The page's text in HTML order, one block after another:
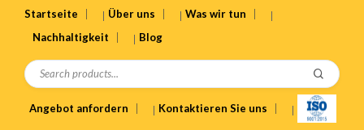
Startseite Über uns
Was wir tun
Nachhaltigkeit
Blog
Angebot anfordern Kontaktieren Sie uns